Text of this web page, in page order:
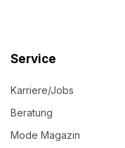
Service
Karriere/Jobs
Beratung
Mode Magazin